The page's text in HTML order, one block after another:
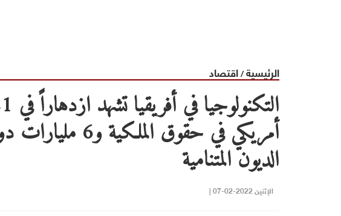
الرئيسية/اقتصاد
أمريكي في حقوق
الديون المتنامية
الإثنين 2022-02-07 |